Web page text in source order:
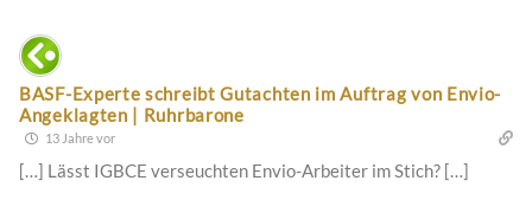
BASF-Experte schreibt Gutachten im Auftrag von Envio-
Angeklagten | Ruhrbarone
13 Jahre vor
[…] Lässt IGBCE verseuchten Envio-Arbeiter im Stich? […]